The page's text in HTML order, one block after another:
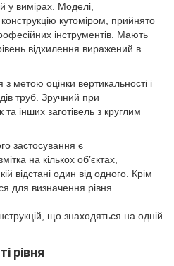
у вимірах. Моделі,
кутоміром, прийнято
інструментів. Мають
відхилення виражений в
метою оцінки вертикальності і
труб. Зручний при
та інших заготівель з круглим
застосування є
на кількох об’єктах,
відстані один від одного. Крім
для визначення рівня
що знаходяться на одній
рівня